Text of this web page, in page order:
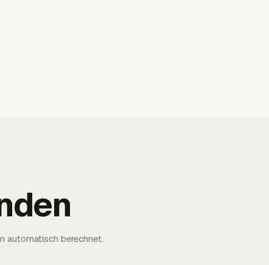
automatisch berechnet.